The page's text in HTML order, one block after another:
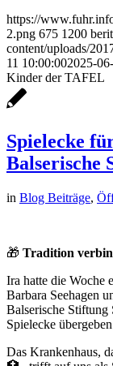
https://
2.png 675 1200 berit
content/uploads/
11 10:00:002025-
Kinder der TAFEL
Spielecke
Balserische
in Blog Beiträge,
🎁 Tradition
Ira hatte die Woche
Barbara Seehagen
Balserische Stiftung
Spielecke
Das Krankenhaus,